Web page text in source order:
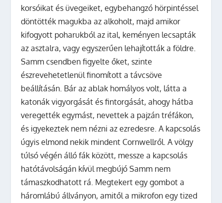
korsóikat és üvegeiket, egybehangzó hörpintéssel
döntötték magukba az alkoholt, majd amikor
kifogyott poharukból az ital, keményen lecsapták
az asztalra, vagy egyszerűen lehajították a földre.
Samm csendben figyelte őket, szinte
észrevehetetlenül finomított a távcsöve
beállításán. Bár az ablak homályos volt, látta a
katonák vigyorgását és fintorgását, ahogy hátba
veregették egymást, nevettek a pajzán tréfákon,
és igyekeztek nem nézni az ezredesre. A kapcsolás
úgyis elmond nekik mindent Cornwellről. A völgy
túlsó végén álló fák között, messze a kapcsolás
hatótávolságán kívül megbújó Samm nem
támaszkodhatott rá. Megtekert egy gombot a
háromlábú állványon, amitől a mikrofon egy tized